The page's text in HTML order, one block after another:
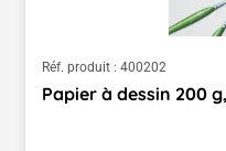
Réf. produit : 400202
Papier à dessin 200